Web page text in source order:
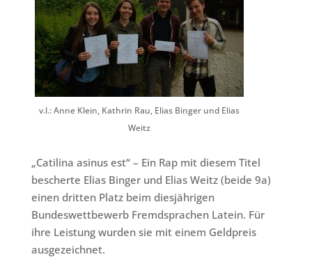
v.l.: Anne Klein, Kathrin Rau, Elias Binger und Elias
Weitz
„Catilina asinus est“ – Ein Rap mit diesem Titel
bescherte Elias Binger und Elias Weitz (beide 9a)
einen dritten Platz beim diesjährigen
Bundeswettbewerb Fremdsprachen Latein. Für
ihre Leistung wurden sie mit einem Geldpreis
ausgezeichnet.